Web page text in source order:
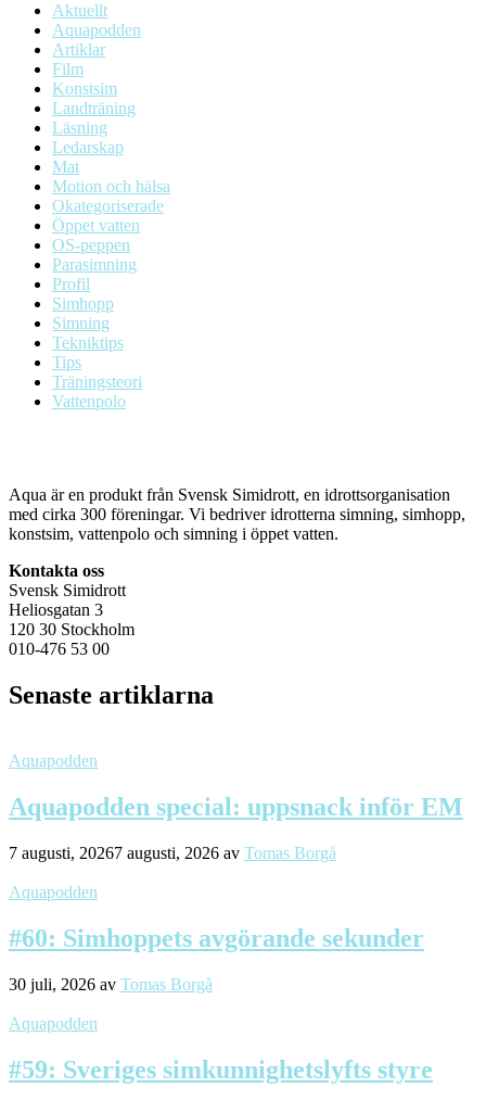
Aktuellt
Aquapodden
Artiklar
Film
Konstsim
Landträning
Läsning
Ledarskap
Mat
Motion och hälsa
Okategoriserade
Öppet vatten
OS-peppen
Parasimning
Profil
Simhopp
Simning
Tekniktips
Tips
Träningsteori
Vattenpolo
Aqua är en produkt från Svensk Simidrott, en idrottsorganisation
med cirka 300 föreningar. Vi bedriver idrotterna simning, simhopp,
konstsim, vattenpolo och simning i öppet vatten.
Kontakta oss
Svensk Simidrott
Heliosgatan 3
120 30 Stockholm
010-476 53 00
Senaste artiklarna
Aquapodden
Aquapodden special: uppsnack inför EM
7 augusti, 20267 augusti, 2026 av Tomas Borgå
Aquapodden
#60: Simhoppets avgörande sekunder
30 juli, 2026 av Tomas Borgå
Aquapodden
#59: Sveriges simkunnighetslyfts styre